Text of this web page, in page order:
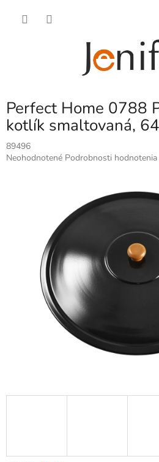
Perfect Home 0788
kotlík smaltovaná,
89496
Priemerné
Neohodnotené Podrobnosti hodnotenia